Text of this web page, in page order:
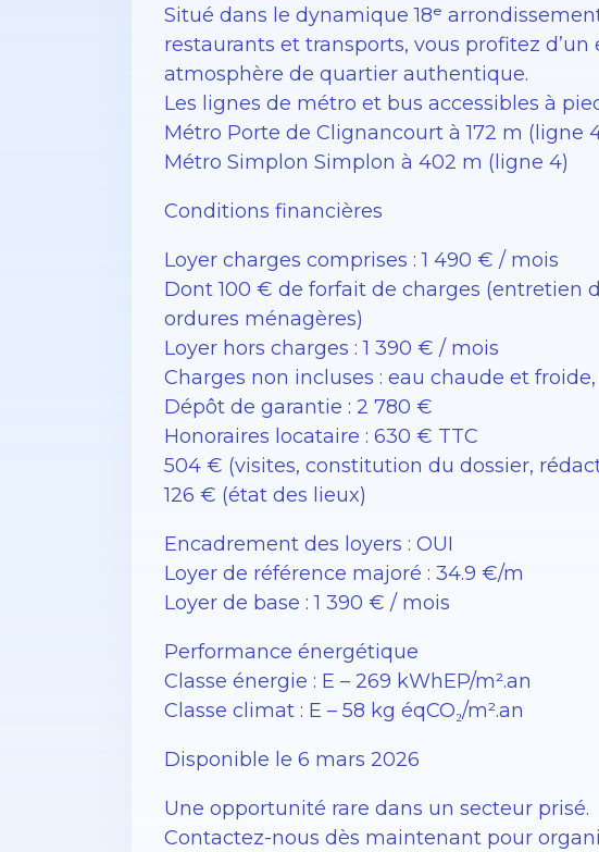
Situé dans le dynamique 18ᵉ
restaurants et transports, vous profitez
atmosphère de quartier authentique.
Les lignes de métro et bus accessibles à
Métro Porte de Clignancourt à 172 m (ligne
Métro Simplon Simplon à 402 m (ligne 4)
Conditions financières
Loyer charges comprises : 1 490 € / mois
Dont 100 € de forfait de charges (entretien
ordures ménagères)
Loyer hors charges : 1 390 € / mois
Charges non incluses : eau chaude et
Dépôt de garantie : 2 780 €
Honoraires locataire : 630 € TTC
504 € (visites, constitution du dossier,
126 € (état des lieux)
Encadrement des loyers : OUI
Loyer de référence majoré : 34.9 €/m
Loyer de base : 1 390 € / mois
Performance énergétique
Classe énergie : E – 269 kWhEP/m².an
Classe climat : E – 58 kg éqCO₂/m².an
Disponible le 6 mars 2026
Une opportunité rare dans un secteur prisé.
Contactez-nous dès maintenant pour